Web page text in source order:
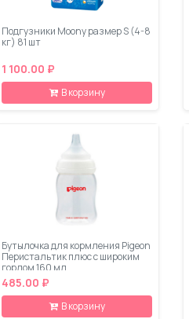
Подгузники Moony размер S (4-8
кг) 81 шт
1 100.00 ₽
В корзину
Бутылочка для кормления Pigeon
Перистальтик плюс с широким
горлом 160 мл
485.00 ₽
В корзину